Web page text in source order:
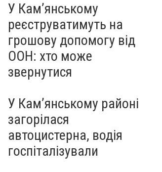
У Кам’янському
реєструватимуть на
грошову допомогу від
ООН: хто може
звернутися
У Кам’янському районі
загорілася
автоцистерна, водія
госпіталізували